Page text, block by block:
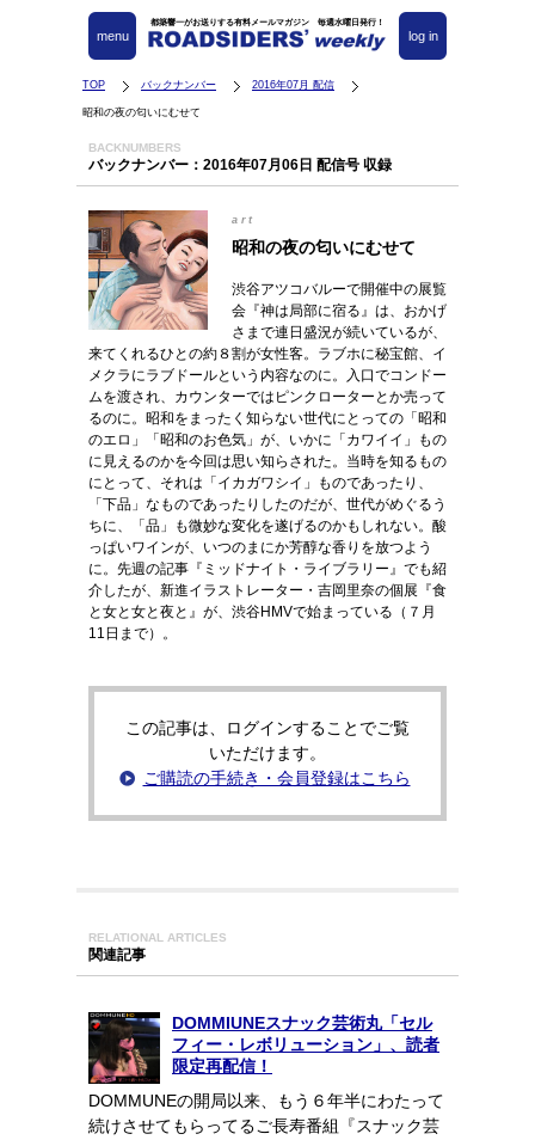
都築響一がお送りする有料メールマガジン 毎週水曜日発行！
log in
menu
TOP バックナンバー 2016年07月 配信
昭和の夜の匂いにむせて
BACKNUMBERS
バックナンバー：2016年07月06日 配信号 収録
art
昭和の夜の匂いにむせて
渋谷アツコバルーで開催中の展覧
会『神は局部に宿る』は、おかげ
さまで連日盛況が続いているが、
来てくれるひとの約８割が女性客。ラブホに秘宝館、イ
メクラにラブドールという内容なのに。入口でコンドー
ムを渡され、カウンターではピンクローターとか売って
るのに。昭和をまったく知らない世代にとっての「昭和
のエロ」「昭和のお色気」が、いかに「カワイイ」もの
に見えるのかを今回は思い知らされた。当時を知るもの
にとって、それは「イカガワシイ」ものであったり、
「下品」なものであったりしたのだが、世代がめぐるう
ちに、「品」も微妙な変化を遂げるのかもしれない。酸
っぱいワインが、いつのまにか芳醇な香りを放つよう
に。先週の記事『ミッドナイト・ライブラリー』でも紹
介したが、新進イラストレーター・吉岡里奈の個展『食
と女と女と夜と』が、渋谷HMVで始まっている（７月
11日まで）。
この記事は、ログインすることでご覧
いただけます。
ご購読の手続き・会員登録はこちら
RELATIONAL ARTICLES
関連記事
DOMMIUNEスナック芸術丸「セル
フィー・レボリューション」、読者
限定再配信！
DOMMUNEの開局以来、もう６年半にわたって
続けさせてもらってるご長寿番組『スナック芸